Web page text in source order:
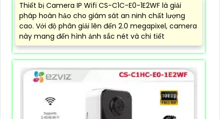
Thiết bị Camera IP Wifi CS-C1C-E0-1E2WF là giải
pháp hoàn hảo cho giám sát an ninh chất lượng
cao. Với độ phân giải lên đến 2.0 megapixel, camera
này mang đến hình ảnh sắc nét và chi tiết